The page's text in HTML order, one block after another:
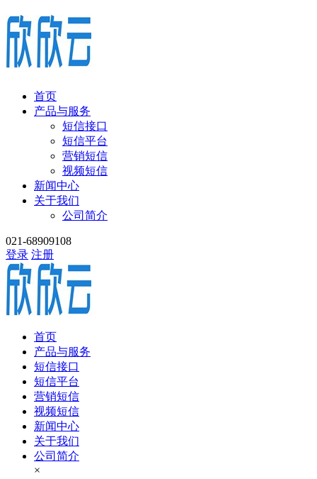
首页
产品与服务
短信接口
短信平台
营销短信
视频短信
新闻中心
关于我们
公司简介
021-68909108
登录 注册
首页
产品与服务
短信接口
短信平台
营销短信
视频短信
新闻中心
关于我们
公司简介
×